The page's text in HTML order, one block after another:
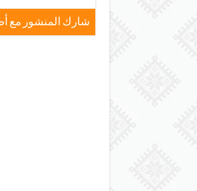
شارك المنشور مع